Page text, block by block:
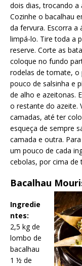
dois dias, trocando a
Cozinhe o bacalhau
da fervura. Escorra a
limpá-lo. Tire toda a
reserve. Corte as
coloque no fundo
rodelas de tomate, o
pouco de salsinha e
de alho e azeitonas.
o restante do azeite.
camadas, até ter
esqueça de sempre
camada e outra.
um pouco de cada
cebolas, por cima de
Bacalhau
Ingredie
ntes:
2,5 kg de
lombo de
bacalhau
1 ½ de